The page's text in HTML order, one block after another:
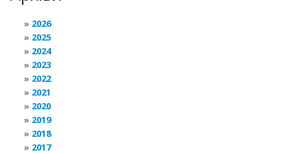
2026
2025
2024
2023
2022
2021
2020
2019
2018
2017